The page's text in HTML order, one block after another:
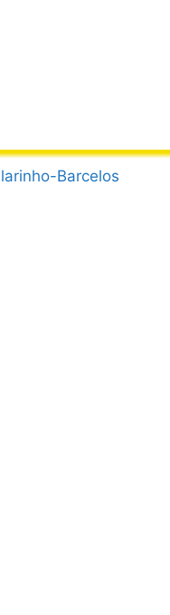
Barcelos